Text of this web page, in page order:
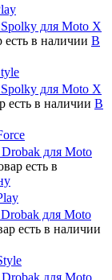
для Moto X
есть в наличии В
для Moto X
есть в наличии В
для Moto
есть в
для Moto
есть в наличии
для Moto